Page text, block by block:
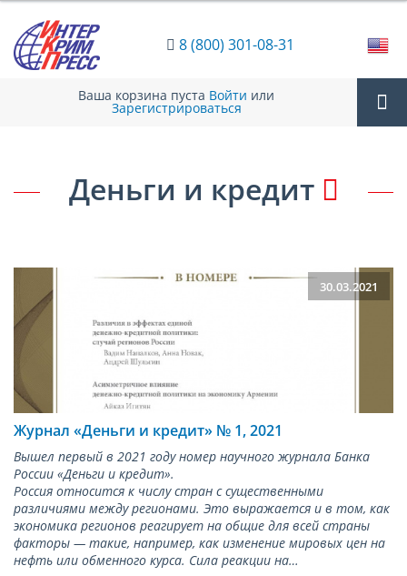
8 (800) 301-08-31
Ваша корзина пуста Войти или
Зарегистрироваться
Деньги и кредит
30.03.2021
Журнал «Деньги и кредит» № 1, 2021
Вышел первый в 2021 году номер научного журнала Банка
России «Деньги и кредит».
Россия относится к числу стран с существенными
различиями между регионами. Это выражается и в том, как
экономика регионов реагирует на общие для всей страны
факторы — такие, например, как изменение мировых цен на
нефть или обменного курса. Сила реакции на…